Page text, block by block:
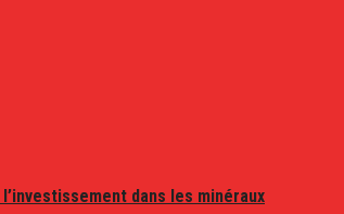
dans les minéraux